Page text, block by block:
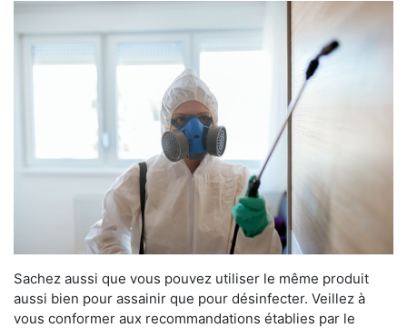
Sachez aussi que vous pouvez utiliser le même produit
aussi bien pour assainir que pour désinfecter. Veillez à
vous conformer aux recommandations établies par le